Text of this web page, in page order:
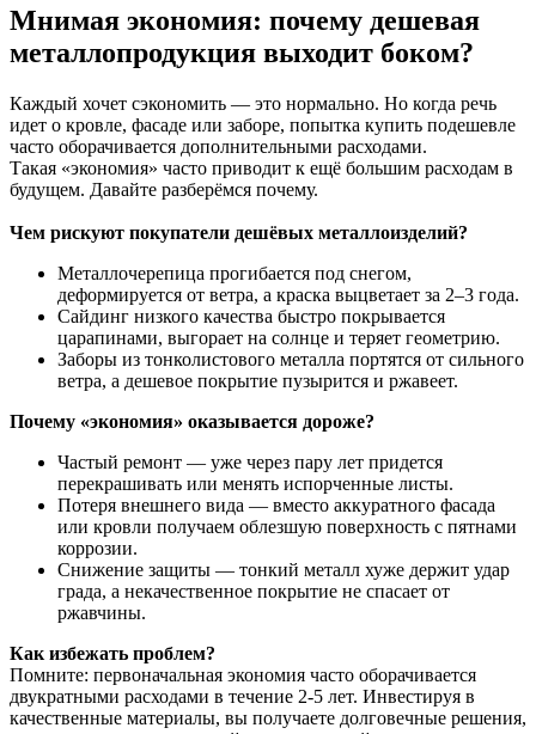
Мнимая экономия: почему дешевая
металлопродукция выходит боком?
Каждый хочет сэкономить — это нормально. Но когда речь
идет о кровле, фасаде или заборе, попытка купить подешевле
часто оборачивается дополнительными расходами.
Такая «экономия» часто приводит к ещё большим расходам в
будущем. Давайте разберёмся почему.
Чем рискуют покупатели дешёвых металлоизделий?
Металлочерепица прогибается под снегом,
деформируется от ветра, а краска выцветает за 2–3 года.
Сайдинг низкого качества быстро покрывается
царапинами, выгорает на солнце и теряет геометрию.
Заборы из тонколистового металла портятся от сильного
ветра, а дешевое покрытие пузырится и ржавеет.
Почему «экономия» оказывается дороже?
Частый ремонт — уже через пару лет придется
перекрашивать или менять испорченные листы.
Потеря внешнего вида — вместо аккуратного фасада
или кровли получаем облезшую поверхность с пятнами
коррозии.
Снижение защиты — тонкий металл хуже держит удар
града, а некачественное покрытие не спасает от
ржавчины.
Как избежать проблем?
Помните: первоначальная экономия часто оборачивается
двукратными расходами в течение 2-5 лет. Инвестируя в
качественные материалы, вы получаете долговечные решения,